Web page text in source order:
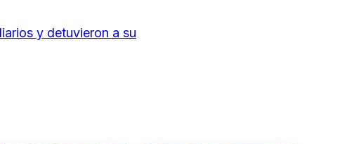
y detuvieron a su